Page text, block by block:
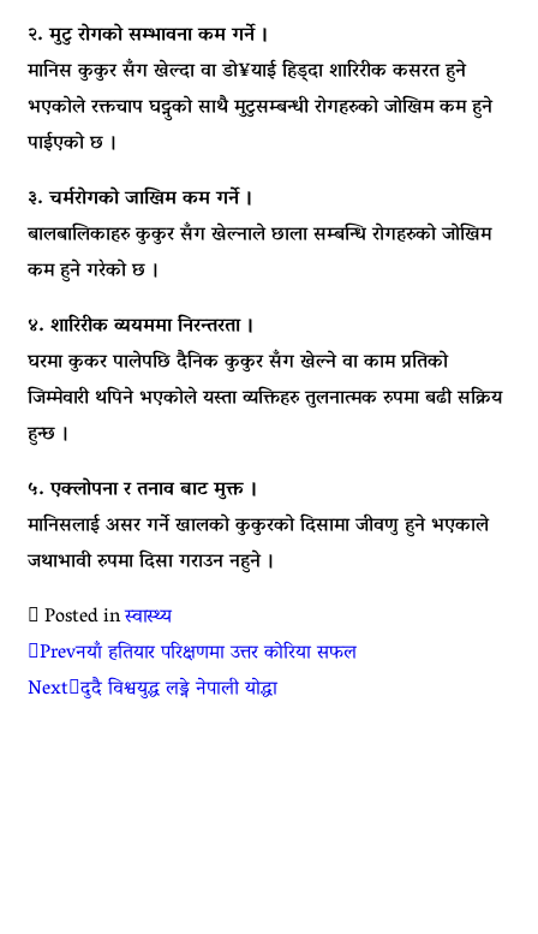
२. मुटु रोगको सम्भावना कम गर्ने ।
मानिस कुकुर सँग खेल्दा वा डो¥याई हिड्दा शारिरीक कसरत हुने
भएकोले रक्तचाप घट्नुको साथै मुटुसम्बन्धी रोगहरुको जोखिम कम हुने
पाईएको छ ।
३. चर्मरोगको जाखिम कम गर्ने ।
बालबालिकाहरु कुकुर सँग खेल्नाले छाला सम्बन्धि रोगहरुको जोखिम
कम हुने गरेको छ ।
४. शारिरीक व्ययममा निरन्तरता ।
घरमा कुकर पालेपछि दैनिक कुकुर सँग खेल्ने वा काम प्रतिको
जिम्मेवारी थपिने भएकोले यस्ता व्यक्तिहरु तुलनात्मक रुपमा बढी सक्रिय
हुन्छ ।
५. एक्लोपना र तनाव बाट मुक्त ।
मानिसलाई असर गर्ने खालको कुकुरको दिसामा जीवणु हुने भएकाले
जथाभावी रुपमा दिसा गराउन नहुने ।
Posted inस्वास्थ्य
Prevनयाँ हतियार परिक्षणमा उत्तर कोरिया सफल
Next दुदै विश्वयुद्ध लड्ने नेपाली योद्धा